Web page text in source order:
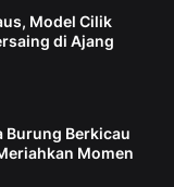
Model Cilik
di Ajang
Burung Berkicau
Momen